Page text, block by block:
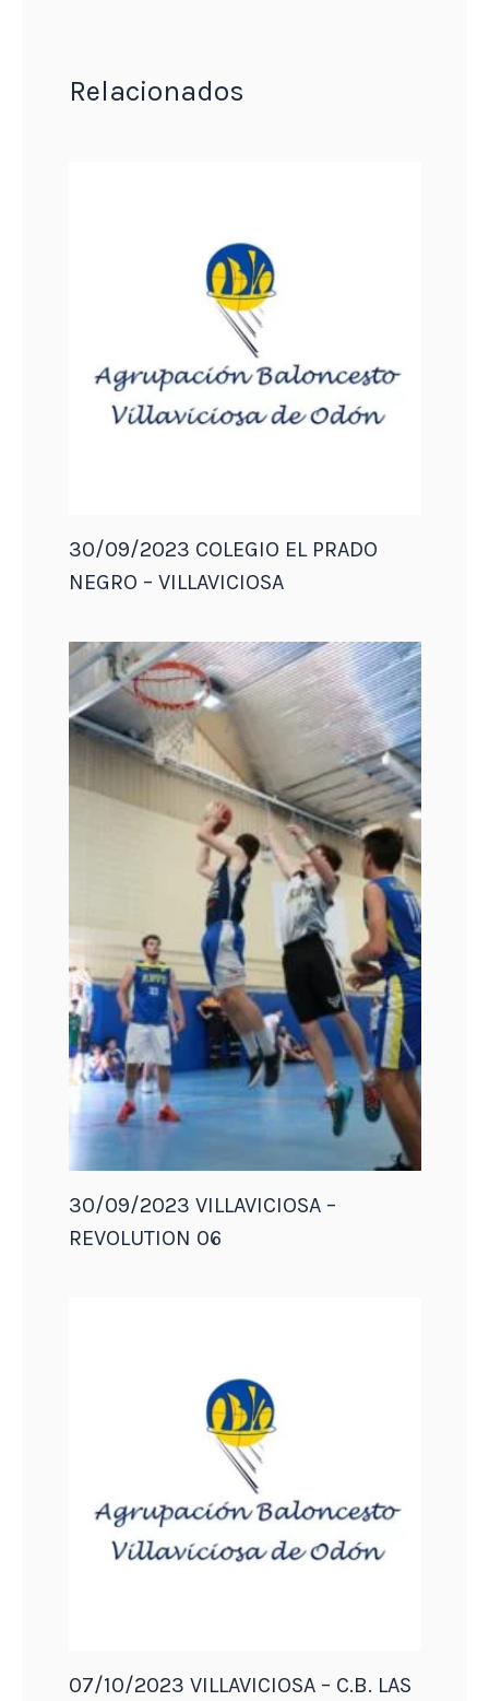
Relacionados
30/09/2023 COLEGIO EL PRADO
NEGRO – VILLAVICIOSA
30/09/2023 VILLAVICIOSA –
REVOLUTION 06
07/10/2023 VILLAVICIOSA – C.B. LAS